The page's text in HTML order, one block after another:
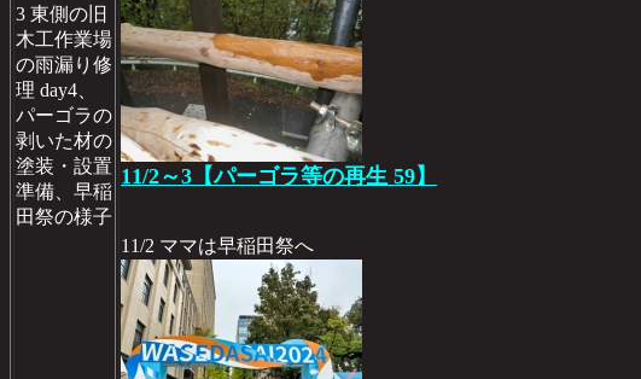
3 東側の旧
木工作業場
の雨漏り修
理 day4、
パーゴラの
剥いた材の
塗装・設置
準備、早稲
田祭の様子
11/2～3【パーゴラ等の再生 59】
11/2 ママは早稲田祭へ